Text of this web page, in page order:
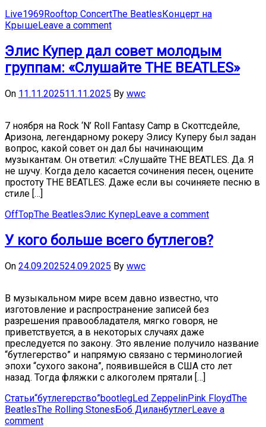
Live1969Rooftop ConcertThe Beatles Концерт на
КрышеLeave a comment
Элис Купер дал совет молодым
группам: «Слушайте THE BEATLES»
On 11.11.202511.11.2025 By wwc
7 ноября на Rock ‘N’ Roll Fantasy Camp в Скоттсдейле,
Аризона, легендарному рокеру Элису Куперу был задан
вопрос, какой совет он дал бы начинающим
музыкантам. Он ответил: «Слушайте THE BEATLES. Да. Я
не шучу. Когда дело касается сочинения песен, оцените
простоту THE BEATLES. Даже если вы сочиняете песню в
стиле […]
OffTopThe BeatlesЭлис КуперLeave a comment
У кого больше всего бутлегов?
On 24.09.202524.09.2025 By wwc
В музыкальном мире всем давно известно, что
изготовление и распространение записей без
разрешения правообладателя, мягко говоря, не
приветствуется, а в некоторых случаях даже
преследуется по закону. Это явление получило название
“бутлегерство” и напрямую связано с терминологией
эпохи “сухого закона”, появившейся в США сто лет
назад. Тогда фляжки с алкоголем прятали […]
Статьи“бутлегерство”bootlegLed ZeppelinPink FloydThe
BeatlesThe Rolling StonesБоб ДиланбутлегLeave a
comment